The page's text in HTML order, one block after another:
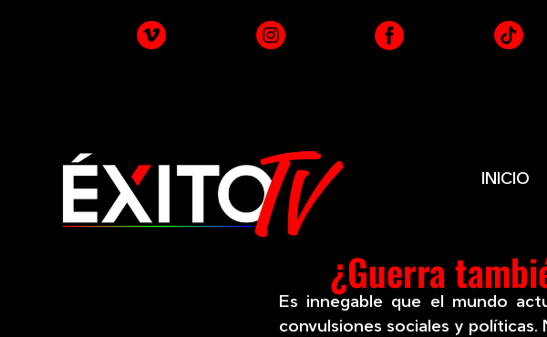
INICIO
¿Guerra
Es innegable que el mundo
convulsiones sociales y